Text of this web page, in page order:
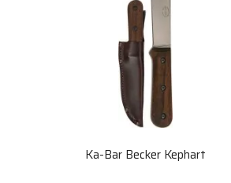
Ka-Bar Becker Kephart